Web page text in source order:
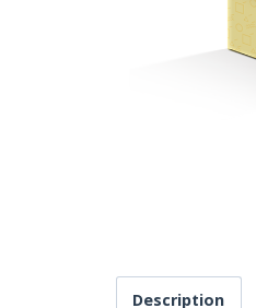
Description